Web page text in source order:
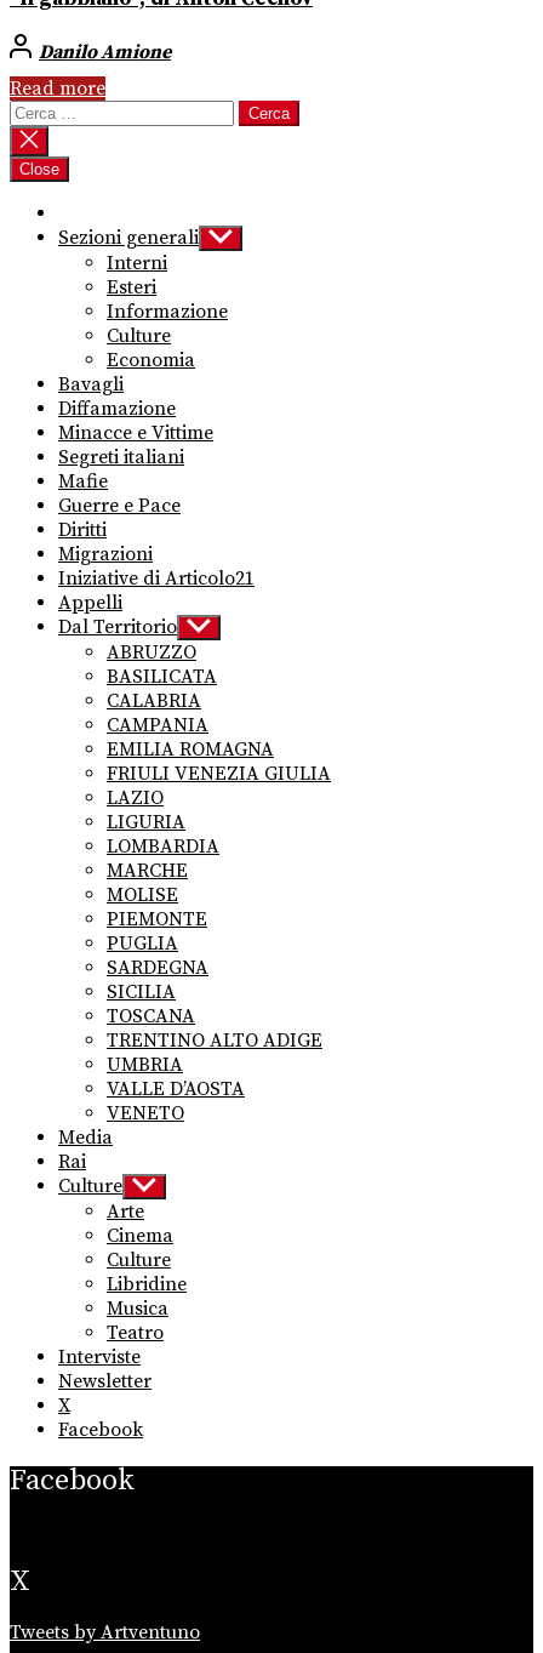
Danilo Amione
Read more
Ricerca
per:
Close
Sezioni generali Show
sub
Interni
Esteri
Informazione
Culture
Economia
Bavagli
Diffamazione
Minacce e Vittime
Segreti italiani
Mafie
Guerre e Pace
Diritti
Migrazioni
Iniziative di Articolo21
Appelli
Dal Territorio Show
sub
menu
ABRUZZO
BASILICATA
CALABRIA
CAMPANIA
EMILIA ROMAGNA
FRIULI VENEZIA GIULIA
LAZIO
LIGURIA
LOMBARDIA
MARCHE
MOLISE
PIEMONTE
PUGLIA
SARDEGNA
SICILIA
TOSCANA
TRENTINO ALTO ADIGE
UMBRIA
VALLE D’AOSTA
VENETO
Media
Rai
Culture Show
sub
menu
Arte
Cinema
Culture
Libridine
Musica
Teatro
Interviste
Newsletter
X
Facebook
Facebook
X
Tweets by Artventuno